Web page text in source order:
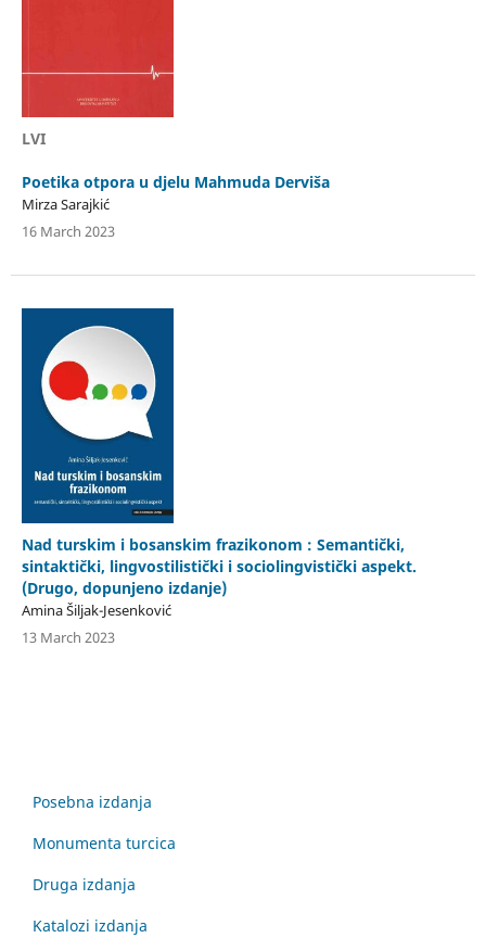
LVI
Poetika otpora u djelu Mahmuda Derviša
Mirza Sarajkić
16 March 2023
Nad turskim i bosanskim frazikonom : Semantički,
sintaktički, lingvostilistički i sociolingvistički aspekt.
(Drugo, dopunjeno izdanje)
Amina Šiljak-Jesenković
13 March 2023
Posebna izdanja
Monumenta turcica
Druga izdanja
Katalozi izdanja